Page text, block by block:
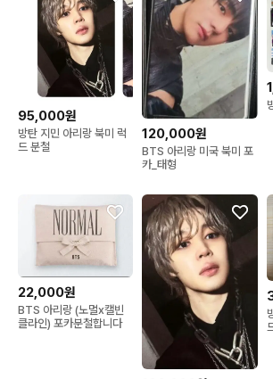
95,000원
방탄 지민 아리랑 북미 럭
드 분철
120,000원
BTS 아리랑 미국 북미 포
카_태형
22,000원
BTS 아리랑 (노멀x캘빈
클라인) 포카분철합니다